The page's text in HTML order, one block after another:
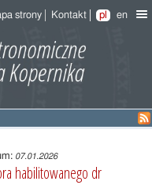
strony Kontakt pl en
07.01.2026
habilitowanego dr